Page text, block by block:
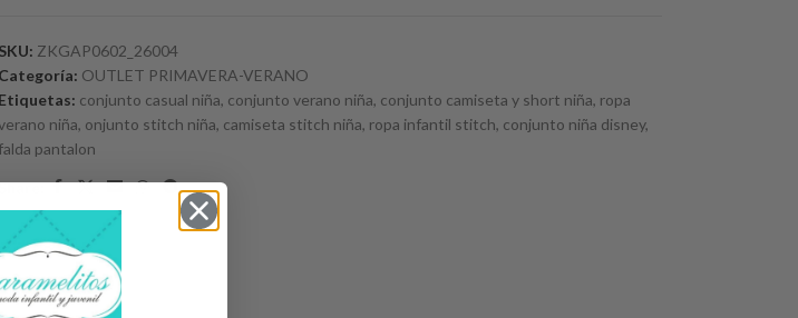
SKU: ZKGAP0602_26004
Categoría: OUTLET PRIMAVERA-VERANO
Etiquetas: conjunto casual niña, conjunto verano niña, conjunto camiseta y short niña, ropa
niña, onjunto stitch niña, camiseta stitch niña, ropa infantil stitch, conjunto niña disney,
falda pantalon